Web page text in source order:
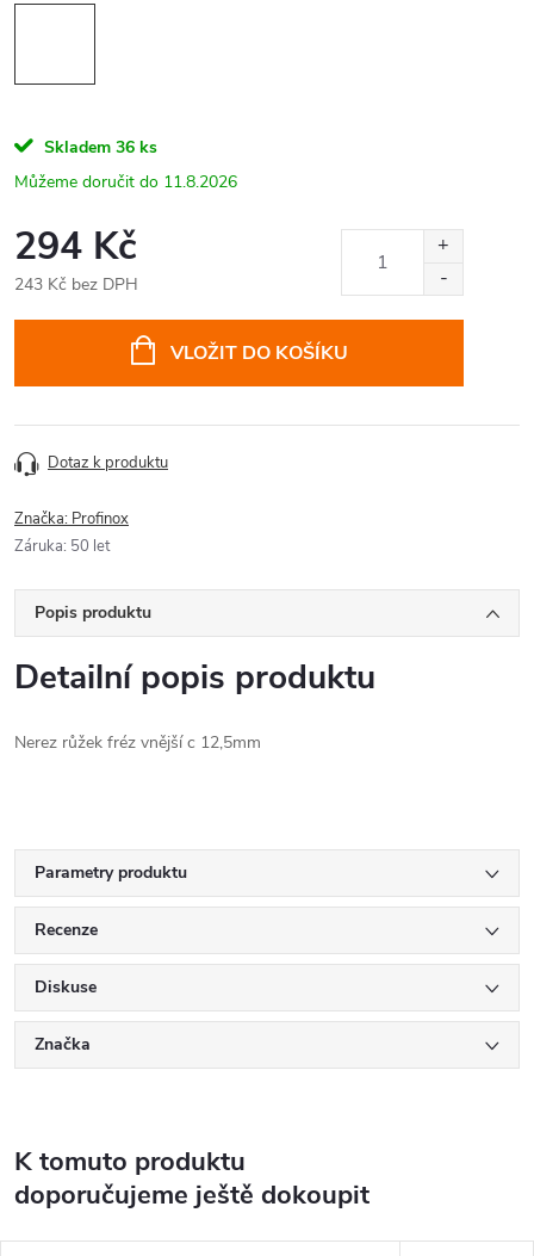
Skladem 36 ks
11.8.2026
294 Kč
243 Kč bez DPH
VLOŽIT DO KOŠÍKU
Dotaz k produktu
Značka: Profinox
Záruka: 50 let
Popis produktu
Detailní popis produktu
Nerez růžek fréz vnější c 12,5mm
Parametry produktu
Recenze
Diskuse
Značka
K tomuto produktu
doporučujeme ještě dokoupit